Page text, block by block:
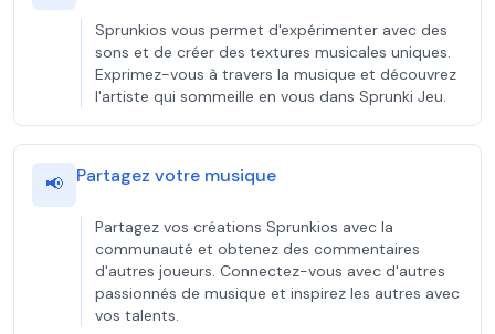
Sprunkios vous permet d'expérimenter avec des
sons et de créer des textures musicales uniques.
Exprimez-vous à travers la musique et découvrez
l'artiste qui sommeille en vous dans Sprunki Jeu.
📢 Partagez votre musique
Partagez vos créations Sprunkios avec la
communauté et obtenez des commentaires
d'autres joueurs. Connectez-vous avec d'autres
passionnés de musique et inspirez les autres avec
vos talents.